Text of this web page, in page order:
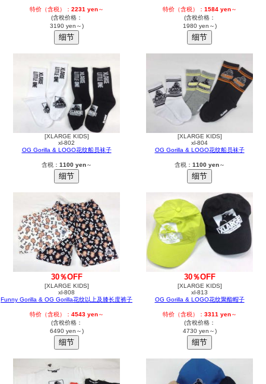
特价（含税）： 2231 yen～
(含稅价格：
3190 yen～)
特价（含税）： 1584 yen～
(含稅价格：
1980 yen～)
[XLARGE KIDS]
xl-802
OG Gorilla & LOGO花纹船员袜子
含税： 1100 yen～
[XLARGE KIDS]
xl-804
OG Gorilla & LOGO花纹船员袜子
含税： 1100 yen～
30％OFF
[XLARGE KIDS]
xl-808
Funny Gorilla & OG Gorilla花纹以上及膝长度裤子
特价（含税）： 4543 yen～
(含稅价格：
6490 yen～)
30％OFF
[XLARGE KIDS]
xl-813
OG Gorilla & LOGO花纹聚酯帽子
特价（含税）： 3311 yen～
(含稅价格：
4730 yen～)